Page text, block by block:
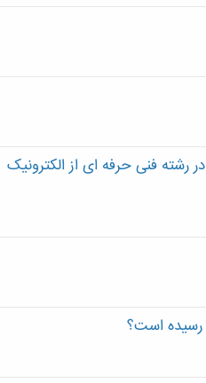
رشته فنی حرفه ای از الکترونیک
رسیده است؟